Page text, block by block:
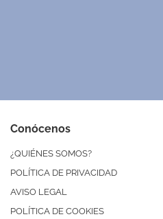
Conócenos
¿QUIÉNES SOMOS?
POLÍTICA DE PRIVACIDAD
AVISO LEGAL
POLÍTICA DE COOKIES